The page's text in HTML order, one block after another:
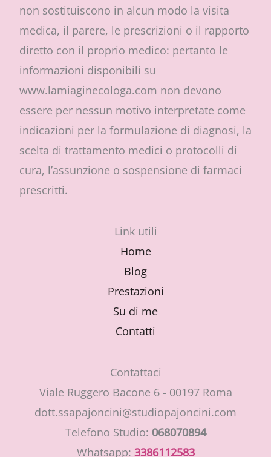
non sostituiscono in alcun modo la visita
medica, il parere, le prescrizioni o il rapporto
diretto con il proprio medico: pertanto le
informazioni disponibili su
www.lamiaginecologa.com non devono
essere per nessun motivo interpretate come
indicazioni per la formulazione di diagnosi, la
scelta di trattamento medici o protocolli di
cura, l’assunzione o sospensione di farmaci
prescritti.
Link utili
Home
Blog
Prestazioni
Su di me
Contatti
Contattaci
Viale Ruggero Bacone 6 - 00197 Roma
dott.ssapajoncini@studiopajoncini.com
Telefono Studio: 068070894
Whatsapp: 3386112583